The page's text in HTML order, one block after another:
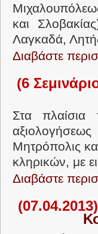
και
Λαγκαδά,
Διαβάστε
(6
Στα πλαίσια
Μητρόπολις
κληρικών, με
Διαβάστε
(07.04.2013)